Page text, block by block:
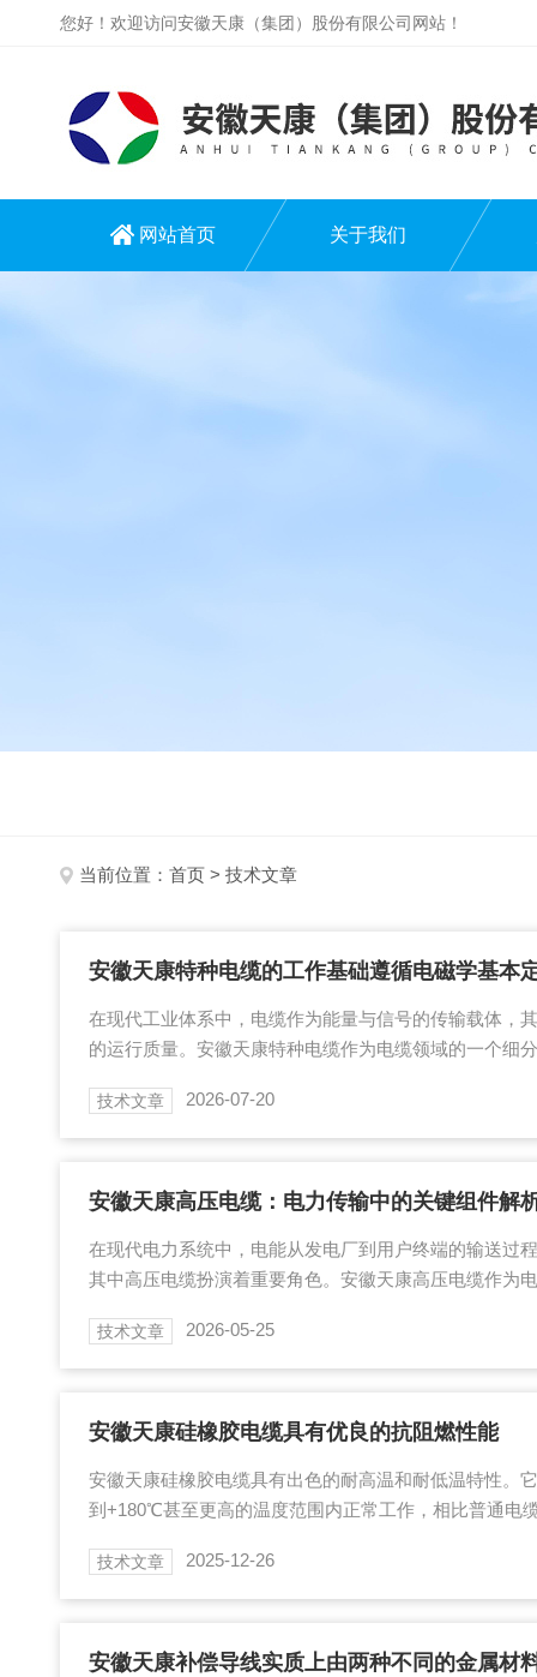
您好！欢迎访问安徽天康（集团）股份有限公司网站！
网站首页 关于我们
当前位置： 首页 > 技术文章
安徽天康特种电缆的工作基础遵循电磁学基本
在现代工业体系中，电缆作为能量与信号的传输载体，
的运行质量。安徽天康特种电缆作为电缆领域的一个细
品。与常规电缆相比，安徽天康特种电缆在材料选择、
差异。其导体可能采用镀银铜线或镍铬合金，绝缘层使
普通电缆无法承受的工作条件。核心技术原理这类电缆...
技术文章 2026-07-20
安徽天康高压电缆：电力传输中的关键组件解
在现代电力系统中，电能从发电厂到用户终端的输送过
其中高压电缆扮演着重要角色。安徽天康高压电缆作为
级在1千伏以上电能的电缆产品。与普通低压电缆不同
电场强度、更大的电流负荷以及更复杂的运行环境。安
套等，这些层次共同确保电能传输的安全性与稳定性。...
技术文章 2026-05-25
安徽天康硅橡胶电缆具有优良的抗阻燃性能
安徽天康硅橡胶电缆具有出色的耐高温和耐低温特性。
到+180℃甚至更高的温度范围内正常工作，相比普通电
性能：硅橡胶材料具有良好的介电强度，能有效防止漏
了电力传输和信号传输的稳定性和可靠性，降低了电气
移动或弯曲的场合，如电器仪表连接线、电机引接线...
技术文章 2025-12-26
安徽天康补偿导线实质上由两种不同的金属材